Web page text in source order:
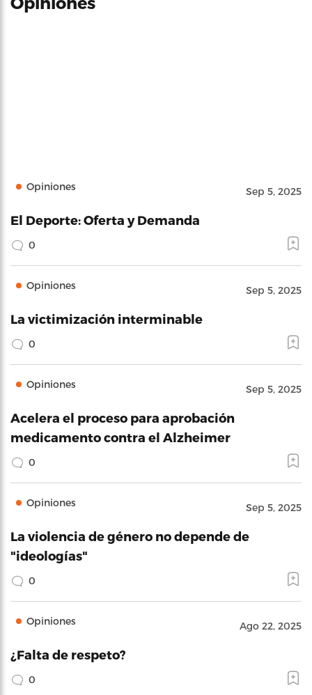
Opiniones Sep 5, 2025
El Deporte: Oferta y Demanda
0
Opiniones Sep 5, 2025
La victimización interminable
0
Opiniones Sep 5, 2025
Acelera el proceso para aprobación
medicamento contra el Alzheimer
0
Opiniones Sep 5, 2025
La violencia de género no depende de
"ideologías"
0
Opiniones Ago 22, 2025
¿Falta de respeto?
0